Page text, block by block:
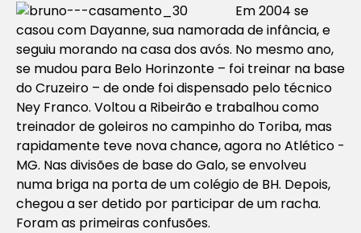
Em 2004 se
casou com Dayanne, sua namorada de infância, e
seguiu morando na casa dos avós. No mesmo ano,
se mudou para Belo Horinzonte – foi treinar na base
do Cruzeiro – de onde foi dispensado pelo técnico
Ney Franco. Voltou a Ribeirão e trabalhou como
treinador de goleiros no campinho do Toriba, mas
rapidamente teve nova chance, agora no Atlético -
MG. Nas divisões de base do Galo, se envolveu
numa briga na porta de um colégio de BH. Depois,
chegou a ser detido por participar de um racha.
Foram as primeiras confusões.